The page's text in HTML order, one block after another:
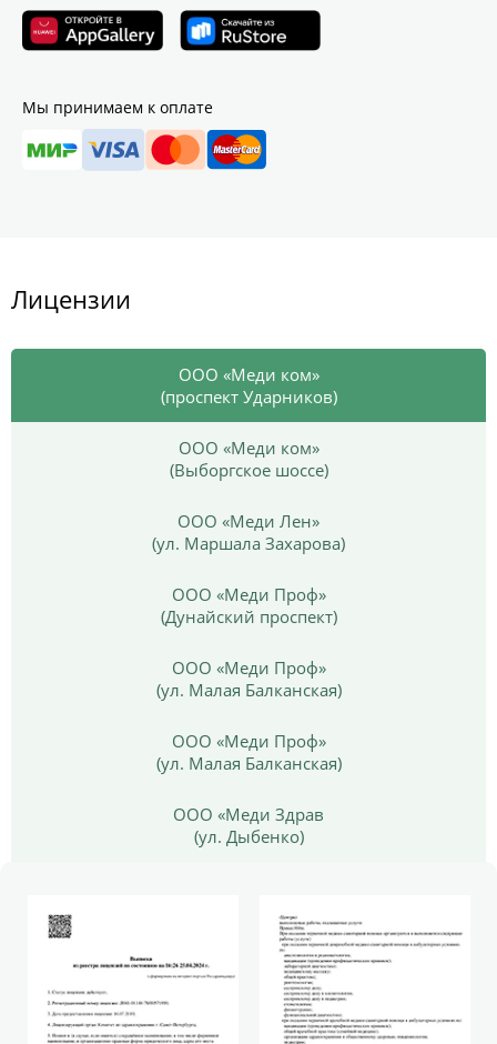
Мы принимаем к оплате
Лицензии
ООО «Меди ком»
(проспект Ударников)
ООО «Меди ком»
(Выборгское шоссе)
ООО «Меди Лен»
(ул. Маршала Захарова)
ООО «Меди Проф»
(Дунайский проспект)
ООО «Меди Проф»
(ул. Малая Балканская)
ООО «Меди Проф»
(ул. Малая Балканская)
ООО «Меди Здрав
(ул. Дыбенко)